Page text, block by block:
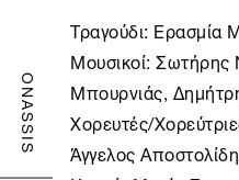
ONASSIS
Τραγούδι:
Μουσικοί:
Μπουρνιάς,
Χορευτές/
Άγγελος